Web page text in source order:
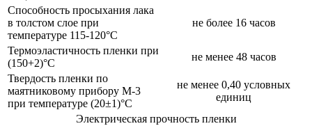
Способность просыхания лака
в толстом слое при
температуре 115-120°С
не более 16 часов
Термоэластичность пленки при
(150+2)°С
не менее 48 часов
Твердость пленки по
маятниковому прибору М-3
при температуре (20±1)°С
не менее 0,40 условных
единиц
Электрическая прочность пленки